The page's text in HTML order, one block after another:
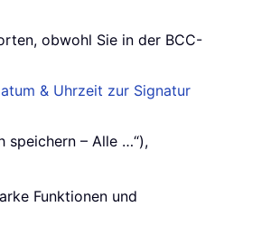
obwohl Sie in der BCC-
& Uhrzeit zur Signatur
speichern – Alle …“),
Funktionen und